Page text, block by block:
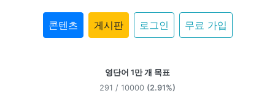
콘텐츠 게시판 로그인 무료 가입
영단어 1만 개 목표
291 / 10000 (2.91%)